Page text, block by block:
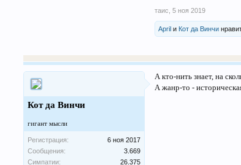
таис 5 ноя 2019
April и Кот да Винчи
Кот да Винчи
гигант мысли
Регистрация:
6 ноя 2017
Сообщения:
3.669
Симпатии:
26.375
А кто-нить знает, на
А жанр-то -